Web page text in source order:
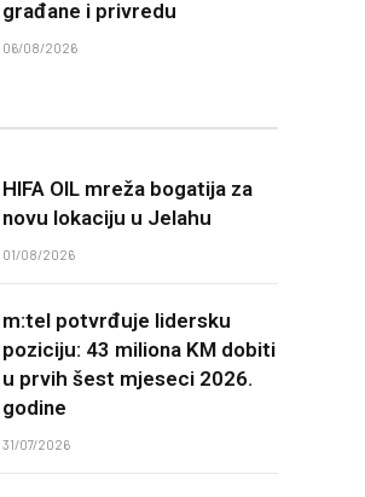
građane i privredu
06/08/2026
HIFA OIL mreža bogatija za
novu lokaciju u Jelahu
01/08/2026
m:tel potvrđuje lidersku
poziciju: 43 miliona KM dobiti
u prvih šest mjeseci 2026.
godine
31/07/2026